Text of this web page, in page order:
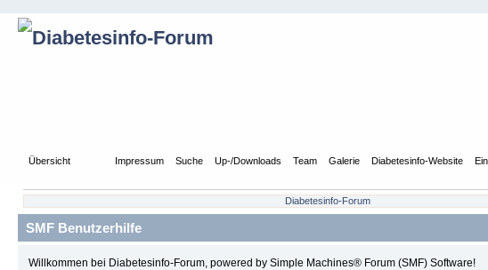
Übersicht Impressum Suche Up-/Downloads Team Galerie Diabetesinfo-Website
Diabetesinfo-Forum
SMF Benutzerhilfe
Willkommen bei Diabetesinfo-Forum, powered by Simple Machines® Forum (SMF) Software!